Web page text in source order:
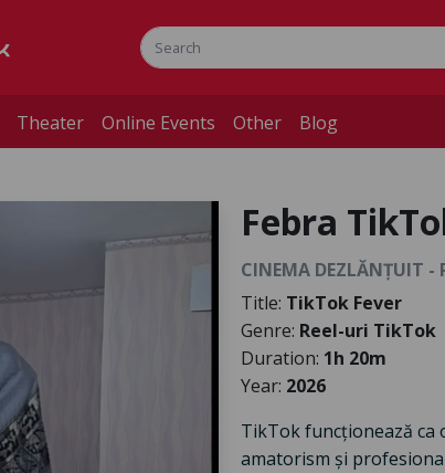
Theater Online Events Other Blog
Febra
CINEMA DEZLĂNȚUIT -
Title: TikTok Fever
Genre: Reel-uri TikTok
Duration: 1h 20m
Year: 2026
TikTok funcționează ca
amatorism și